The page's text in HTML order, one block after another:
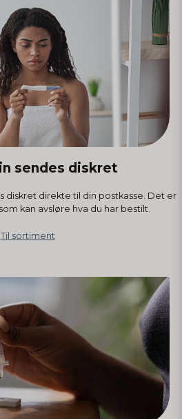
sendes diskret
diskret direkte til din postkasse. Det er
kan avsløre hva du har bestilt.
Til sortiment